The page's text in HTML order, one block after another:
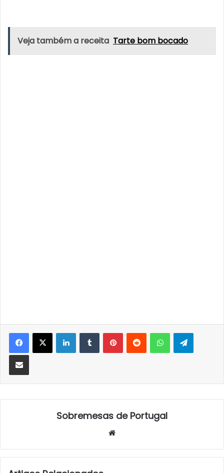
Veja também a receita Tarte bom bocado
LinkedInTumblrPinterestReddit WhatsApp
Partilhar Via Email
Sobremesas de Portugal